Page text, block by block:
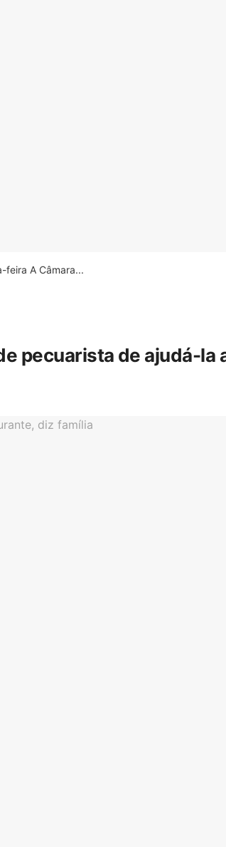
feira A Câmara...
pecuarista de ajudá-la